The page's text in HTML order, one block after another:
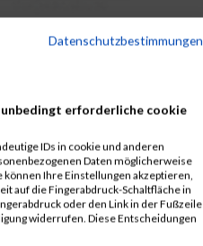
Datenschutzbestimmungen
unbedingt erforderliche cookie
IDs in cookie und anderen
Daten möglicherweise
können Ihre Einstellungen akzeptieren,
auf die Fingerabdruck-Schaltfläche in
oder den Link in der Fußzeile
widerrufen. Diese Entscheidungen